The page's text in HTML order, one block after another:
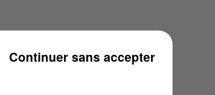
Continuer sans accepter